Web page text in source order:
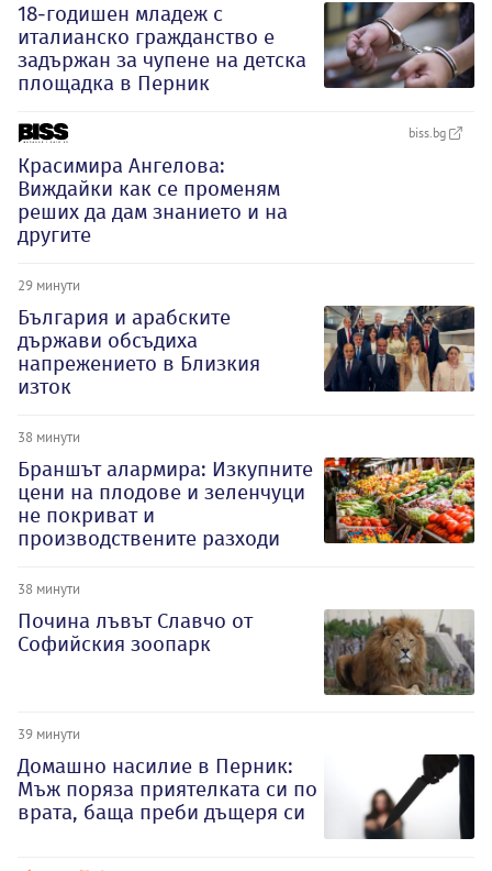
18-годишен младеж с
италианско гражданство е
задържан за чупене на детска
площадка в Перник
biss.bg
Красимира Ангелова:
Виждайки как се променям
реших да дам знанието и на
другите
29 минути
България и арабските
държави обсъдиха
напрежението в Близкия
изток
38 минути
Браншът алармира: Изкупните
цени на плодове и зеленчуци
не покриват и
производствените разходи
38 минути
Почина лъвът Славчо от
Софийския зоопарк
39 минути
Домашно насилие в Перник:
Мъж поряза приятелката си по
врата, баща преби дъщеря си